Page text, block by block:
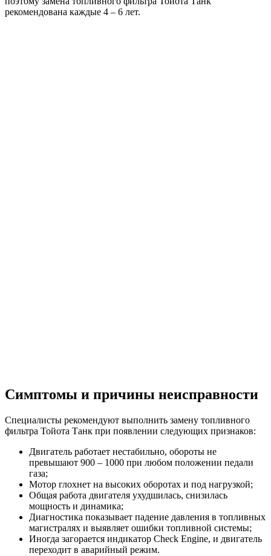
рекомендована каждые 4 – 6 лет.
Симптомы и причины неисправности
Специалисты рекомендуют выполнить замену топливного
фильтра Тойота Танк при появлении следующих признаков:
Двигатель работает нестабильно, обороты не
превышают 900 – 1000 при любом положении педали
газа;
Мотор глохнет на высоких оборотах и под нагрузкой;
Общая работа двигателя ухудшилась, снизилась
мощность и динамика;
Диагностика показывает падение давления в топливных
магистралях и выявляет ошибки топливной системы;
Иногда загорается индикатор Check Engine, и двигатель
переходит в аварийный режим.